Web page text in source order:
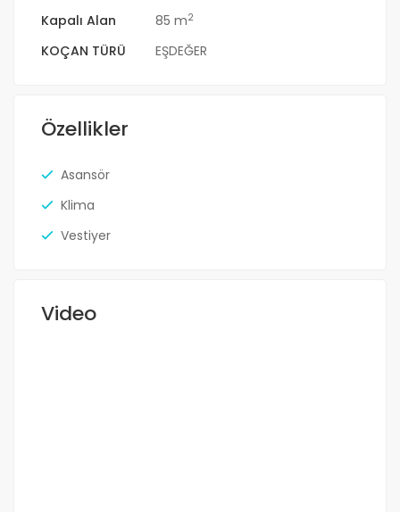
Kapalı Alan
85 m2
KOÇAN TÜRÜ EŞDEĞER
Özellikler
Asansör
Klima
Vestiyer
Video